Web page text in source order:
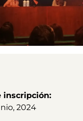
inscripción
2024